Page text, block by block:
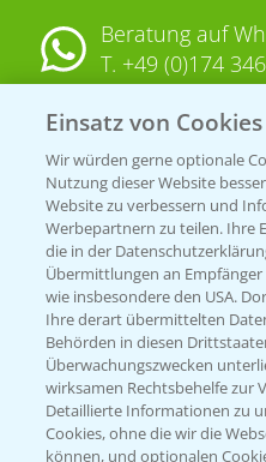
Beratung auf
T. +49 (0)174
KONTAKT
Hilfe in Notfällen
T.+49 (0)214/
Einsatz von Cookies
Wir würden gerne optionale
Nutzung dieser Website
Website zu verbessern und
Werbepartnern zu teilen. Ihre
die in der
Übermittlungen an
wie insbesondere den USA.
Ihre derart übermittelten
Behörden in diesen
Überwachungszwecken
wirksamen Rechtsbehelfe zur
Detaillierte Informationen zu
Cookies, ohne die wir die
können, und optionalen